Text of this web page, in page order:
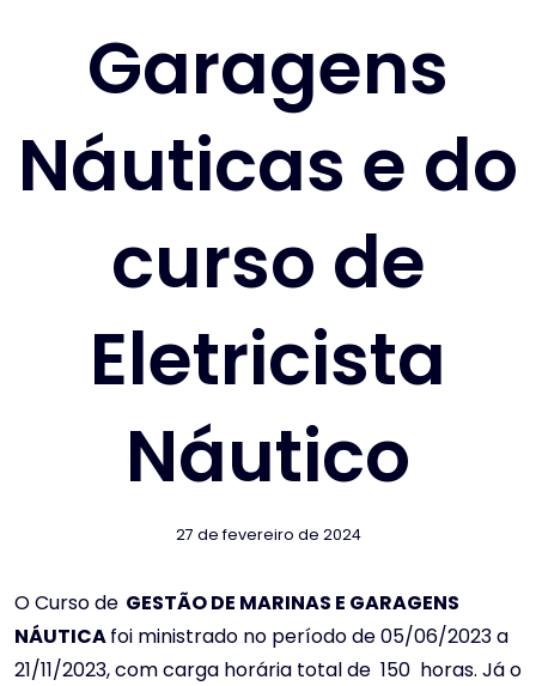
Garagens
Náuticas e do
curso de
Eletricista
Náutico
27 de fevereiro de 2024
O Curso de GESTÃO DE MARINAS E GARAGENS
NÁUTICAfoi ministrado no período de 05/06/2023 a
21/11/2023, com carga horária total de 150 horas. Já o